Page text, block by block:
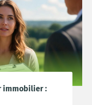
immobilier :